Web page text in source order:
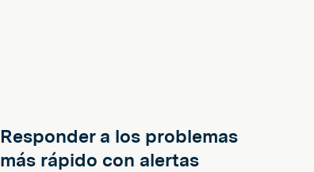
Responder a los problemas
más rápido con alertas